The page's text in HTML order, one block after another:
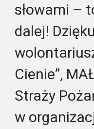
słowami –
dalej!
Cienie”,
Straży
w